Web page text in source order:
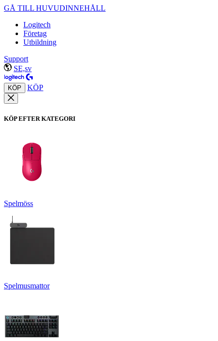
GÅ TILL HUVUDINNEHÅLL
Logitech
Företag
Utbildning
Support
SE,sv
KÖP KÖP
KÖP EFTER KATEGORI
Spelmöss
Spelmusmattor